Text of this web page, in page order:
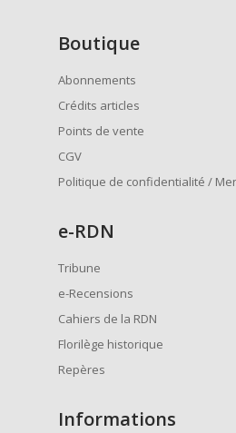
Boutique
Abonnements
Crédits articles
Points de vente
CGV
Politique de confidentialité /
e-RDN
Tribune
e-Recensions
Cahiers de la RDN
Florilège historique
Repères
Informations